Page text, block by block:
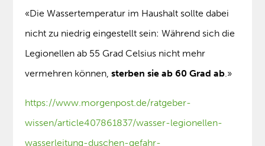
«Die Wassertemperatur im Haushalt sollte dabei
nicht zu niedrig eingestellt sein: Während sich die
Legionellen ab 55 Grad Celsius nicht mehr
vermehren können,sterben sie ab 60 Grad ab.»
https://www.morgenpost.de/ratgeber-
wissen/article407861837/wasser-legionellen-
wasserleitung-duschen-gefahr-